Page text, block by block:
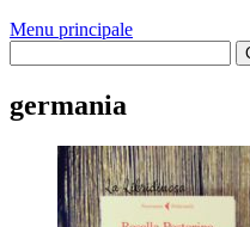
Menu principale
germania